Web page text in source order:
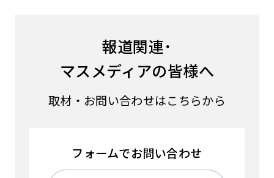
報道関連･
マスメディアの皆様へ
取材・お問い合わせはこちらから
フォームでお問い合わせ